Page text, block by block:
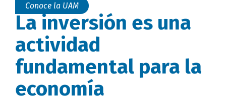
Conoce la UAM
La inversión es una
actividad
fundamental para la
economía